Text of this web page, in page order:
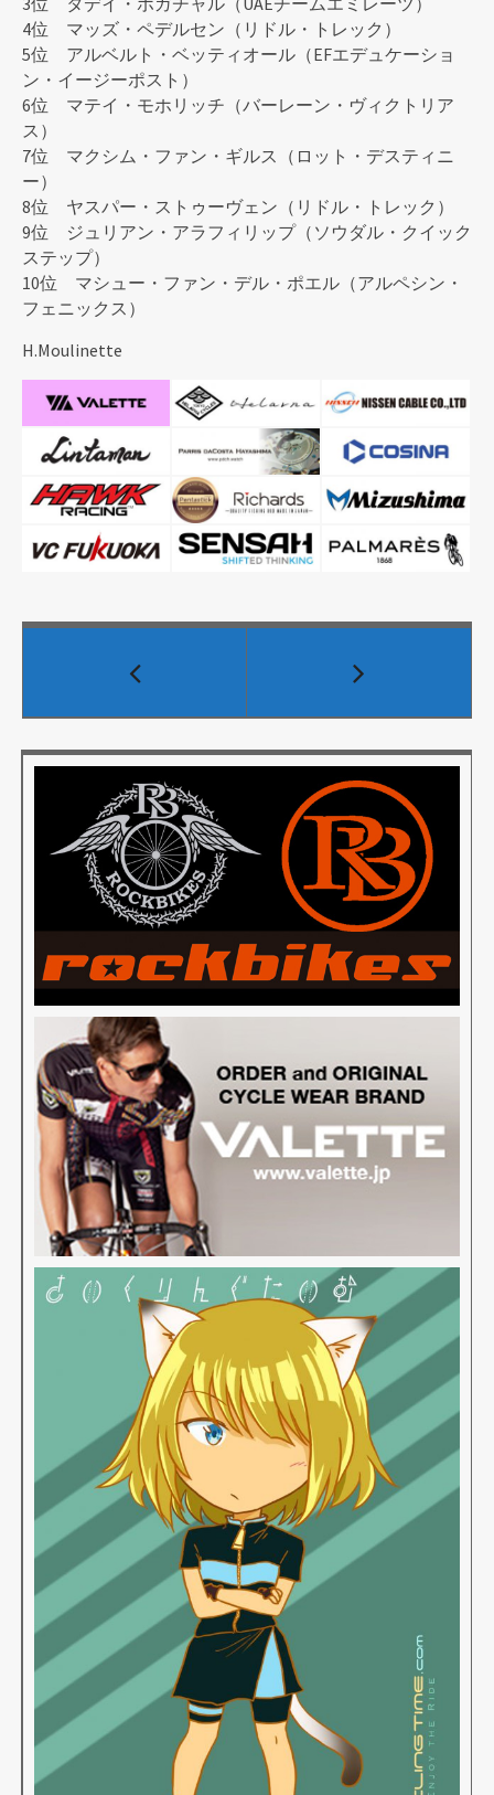
4位 マッズ・ペデルセン（リドル・トレック）
5位 アルベルト・ベッティオール（EFエデュケーショ
ン・イージーポスト）
6位 マテイ・モホリッチ（バーレーン・ヴィクトリア
ス）
7位 マクシム・ファン・ギルス（ロット・デスティニ
ー）
8位 ヤスパー・ストゥーヴェン（リドル・トレック）
9位 ジュリアン・アラフィリップ（ソウダル・クイック
ステップ）
10位 マシュー・ファン・デル・ポエル（アルペシン・
フェニックス）
H.Moulinette